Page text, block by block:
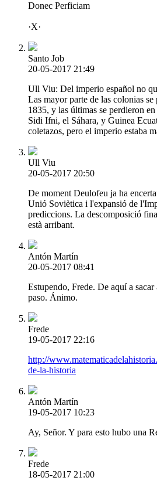
Donec Perficiam
·X·
Santo Job
20-05-2017 21:49
Ull Viu: Del imperio español no
Las mayor parte de las colonias
1835, y las últimas se perdieron
Sidi Ifni, el Sáhara, y Guinea
coletazos, pero el imperio estaba
Ull Viu
20-05-2017 20:50
De moment Deulofeu ja ha
Unió Soviètica i l'expansió de
prediccions. La descomposició
està arribant.
Antón Martín
20-05-2017 08:41
Estupendo, Frede. De aquí a
paso. Ánimo.
Frede
19-05-2017 22:16
http://
de-la-historia
Antón Martín
19-05-2017 10:23
Ay, Señor. Y para esto hubo una
Frede
18-05-2017 21:00